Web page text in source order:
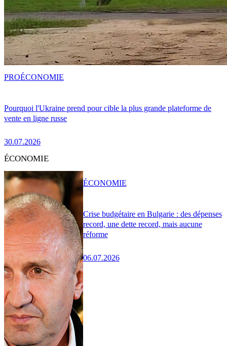
Pourquoi l'Ukraine prend pour cible la plus grande plateforme de
vente en ligne russe
30.07.2026
PROÉCONOMIE
ÉCONOMIE
Crise budgétaire en Bulgarie : des dépenses
record, une dette record, mais aucune
réforme
06.07.2026
ÉCONOMIE